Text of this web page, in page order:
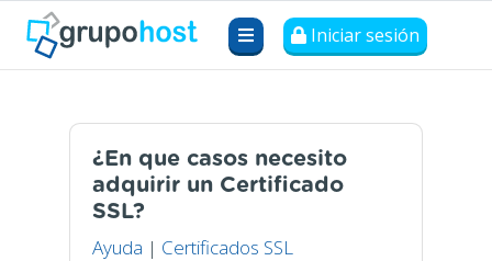
Iniciar sesión
¿En que casos necesito
adquirir un Certificado
SSL?
Ayuda | Certificados SSL